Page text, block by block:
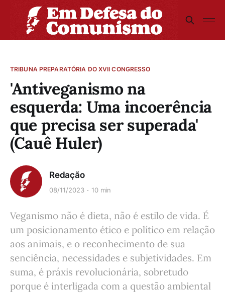
TRIBUNA PREPARATÓRIA DO XVII CONGRESSO
'Antiveganismo na
esquerda: Uma incoerência
que precisa ser superada'
(Cauê Huler)
Redação
08/11/2023 10 min
Veganismo não é dieta, não é estilo de vida. É
um posicionamento ético e político em relação
aos animais, e o reconhecimento de sua
senciência, necessidades e subjetividades. Em
suma, é práxis revolucionária, sobretudo
porque é interligada com a questão ambiental